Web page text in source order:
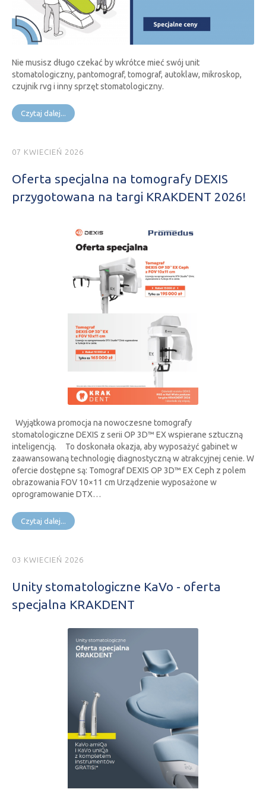
Nie musisz długo czekać by wkrótce mieć swój unit
stomatologiczny, pantomograf, tomograf, autoklaw, mikroskop,
czujnik rvg i inny sprzęt stomatologiczny.
Czytaj dalej...
07 KWIECIEŃ 2026
Oferta specjalna na tomografy DEXIS
przygotowana na targi KRAKDENT 2026!
Wyjątkowa promocja na nowoczesne tomografy
stomatologiczne DEXIS z serii OP 3D™ EX wspierane sztuczną
inteligencją. To doskonała okazja, aby wyposażyć gabinet w
zaawansowaną technologię diagnostyczną w atrakcyjnej cenie. W
ofercie dostępne są: Tomograf DEXIS OP 3D™ EX Ceph z polem
obrazowania FOV 10×11 cm Urządzenie wyposażone w
oprogramowanie DTX…
Czytaj dalej...
03 KWIECIEŃ 2026
Unity stomatologiczne KaVo - oferta
specjalna KRAKDENT